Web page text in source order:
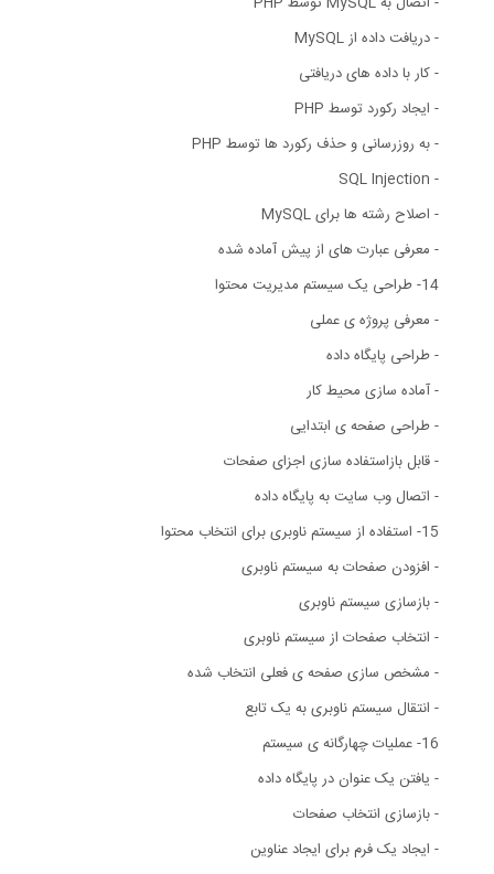
- دریافت داده از MySQL
- کار با داده های دریافتی
- ایجاد رکورد توسط PHP
- به روزرسانی و حذف رکورد ها توسط PHP
- SQL Injection
- اصلاح رشته ها برای MySQL
- معرفی عبارت های از پیش آماده شده
14- طراحی یک سیستم مدیریت محتوا
- معرفی پروژه ی عملی
- طراحی پایگاه داده
- آماده سازی محیط کار
- طراحی صفحه ی ابتدایی
- قابل بازاستفاده سازی اجزای صفحات
- اتصال وب سایت به پایگاه داده
15- استفاده از سیستم ناوبری برای انتخاب محتوا
- افزودن صفحات به سیستم ناوبری
- بازسازی سیستم ناوبری
- انتخاب صفحات از سیستم ناوبری
- مشخص سازی صفحه ی فعلی انتخاب شده
- انتقال سیستم ناوبری به یک تابع
16- عملیات چهارگانه ی سیستم
- یافتن یک عنوان در پایگاه داده
- بازسازی انتخاب صفحات
- ایجاد یک فرم برای ایجاد عناوین